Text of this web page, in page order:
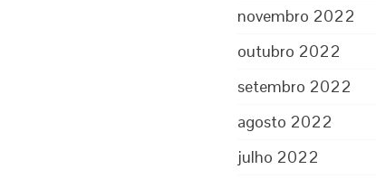
novembro 2022
outubro 2022
setembro 2022
agosto 2022
julho 2022